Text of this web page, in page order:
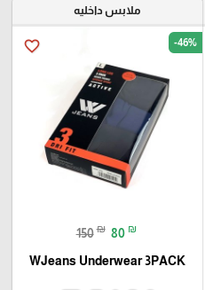
ملابس داخليه
favorite_border -46%
150 ₪ 80 ₪
WJeans Underwear 3PACK